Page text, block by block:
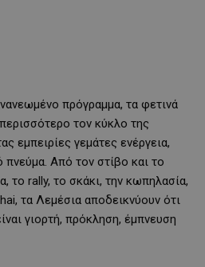
πρόγραμμα, τα φετινά
τον κύκλο της
εμπειρίες γεμάτες ενέργεια,
πνεύμα. Από τον στίβο και το
το rally, το σκάκι, την κωπηλασία,
τα Λεμέσια αποδεικνύουν ότι
γιορτή, πρόκληση, έμπνευση